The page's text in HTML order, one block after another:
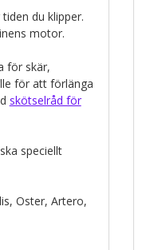
du klipper.
motor.
för skär,
för att förlänga
skötselråd för
speciellt
Oster, Artero,